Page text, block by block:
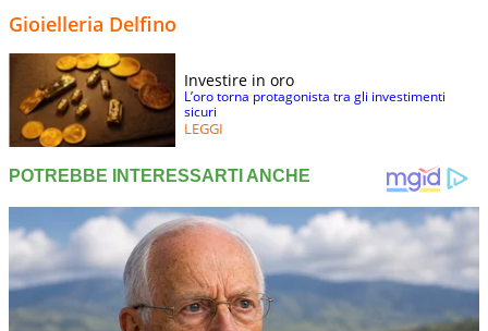
Gioielleria Delfino
Investire in oro
L’oro torna protagonista tra gli investimenti
sicuri
LEGGI